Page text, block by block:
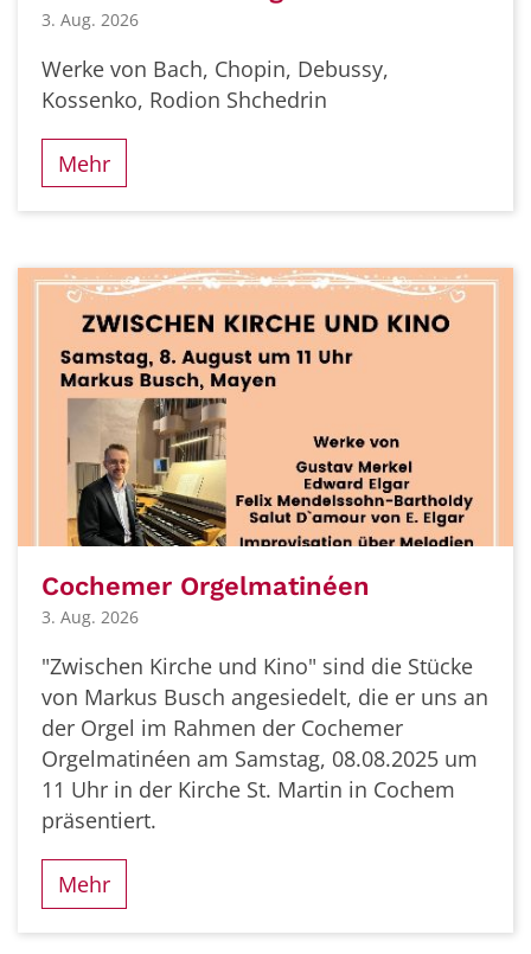
3. Aug. 2026
Werke von Bach, Chopin, Debussy,
Kossenko, Rodion Shchedrin
Mehr
Cochemer Orgelmatinéen
3. Aug. 2026
"Zwischen Kirche und Kino" sind die Stücke
von Markus Busch angesiedelt, die er uns an
der Orgel im Rahmen der Cochemer
Orgelmatinéen am Samstag, 08.08.2025 um
11 Uhr in der Kirche St. Martin in Cochem
präsentiert.
Mehr